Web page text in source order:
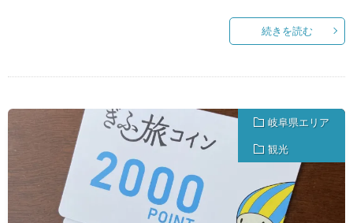
続きを読む
岐阜県エリア
観光